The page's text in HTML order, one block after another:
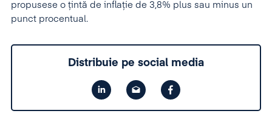
propusese o ţintă de inflaţie de 3,8% plus sau minus un
punct procentual.
Distribuie pe social media